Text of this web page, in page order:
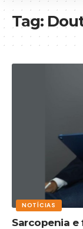
Tag:
NOTÍCIAS
Sarcopenia